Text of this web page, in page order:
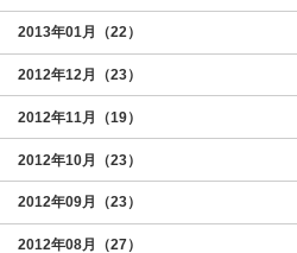
2013年01月（22）
2012年12月（23）
2012年11月（19）
2012年10月（23）
2012年09月（23）
2012年08月（27）